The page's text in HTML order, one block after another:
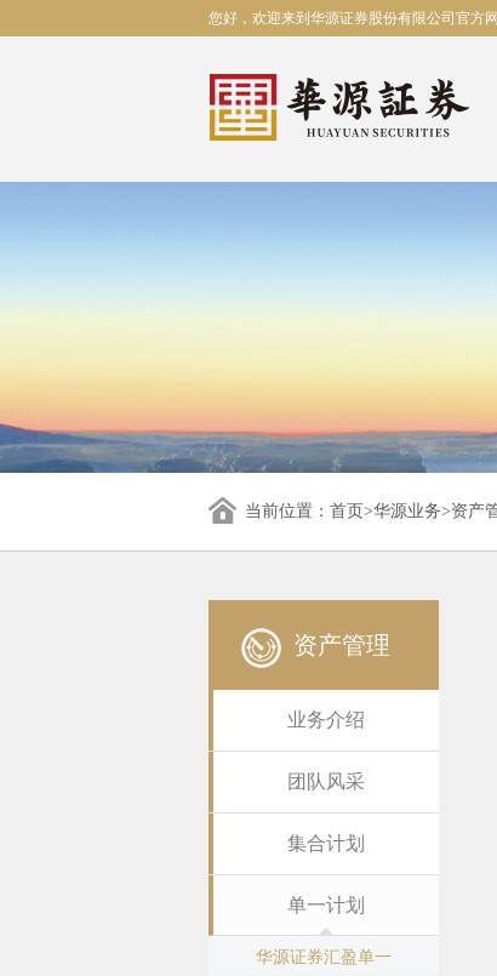
您好，欢迎来到华源证券股份有限公司官方网
当前位置： 首页>华源业务>资产
资产管理
业务介绍
团队风采
集合计划
单一计划
华源证券汇盈单一